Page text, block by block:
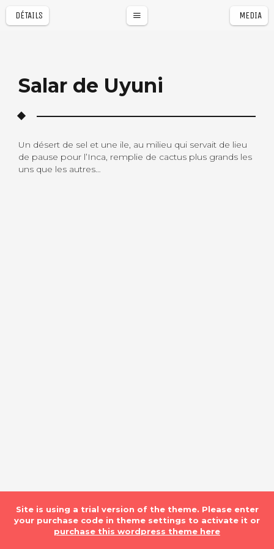
DÉTAILS MEDIA
Salar de Uyuni
Un désert de sel et une ile, au milieu qui servait de lieu
de pause pour l’Inca, remplie de cactus plus grands les
uns que les autres…
Site is using a trial version of the theme. Please enter
your purchase code in theme settings to activate it or
purchase this wordpress theme here